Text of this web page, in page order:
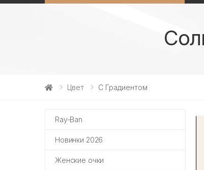
Цвет С Градиентом
Ray-Ban
Новинки 2026
Женские очки